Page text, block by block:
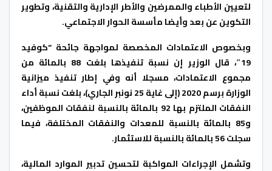
لتعيين الأطباء والممرضين والأطر الإدارية والتقنية، وتطوير
التكوين عن بعد وأيضا مأسسة الحوار الاجتماعي.
وبخصوص الاعتمادات المخصصة لمواجهة جائحة “كوفيد
19″، قال الوزير إن نسبة تنفيذها بلغت 88 بالمائة من
مجموع الاعتمادات، مسجلا أنه وفي إطار تنفيذ ميزانية
الوزارة برسم 2020 (إلى غاية 25 نونبر الجاري)، بلغت نسبة أداء
النفقات الملتزم بها 92 بالمائة بالنسبة لنفقات الموظفين،
و85 بالمائة بالنسبة للمعدات والنفقات المختلفة، فيما
سجلت 56 بالمائة بالنسبة للاستثمار.
وتشمل الإجراءات المواكبة لتحسين تدبير الموارد المالية،